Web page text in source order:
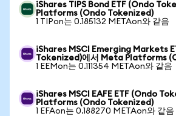
iShares TIPS Bond ETF (Ondo
Platforms (Ondo Tokenized)
1 TIPon는 0.185132 METAon와 같음
iShares MSCI Emerging Markets
Tokenized)에서 Meta Platforms
1 EEMon는 0.111354 METAon와 같음
iShares MSCI EAFE ETF (Ondo
Platforms (Ondo Tokenized)
1 EFAon는 0.188270 METAon와 같음